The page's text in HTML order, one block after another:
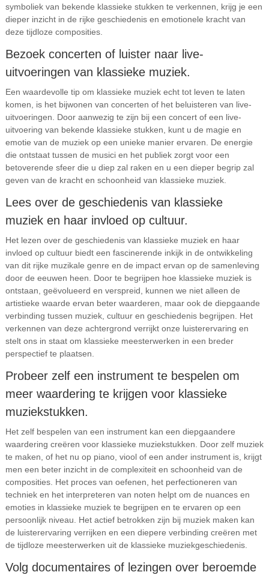
symboliek van bekende klassieke stukken te verkennen, krijg je een
dieper inzicht in de rijke geschiedenis en emotionele kracht van
deze tijdloze composities.
Bezoek concerten of luister naar live-
uitvoeringen van klassieke muziek.
Een waardevolle tip om klassieke muziek echt tot leven te laten
komen, is het bijwonen van concerten of het beluisteren van live-
uitvoeringen. Door aanwezig te zijn bij een concert of een live-
uitvoering van bekende klassieke stukken, kunt u de magie en
emotie van de muziek op een unieke manier ervaren. De energie
die ontstaat tussen de musici en het publiek zorgt voor een
betoverende sfeer die u diep zal raken en u een dieper begrip zal
geven van de kracht en schoonheid van klassieke muziek.
Lees over de geschiedenis van klassieke
muziek en haar invloed op cultuur.
Het lezen over de geschiedenis van klassieke muziek en haar
invloed op cultuur biedt een fascinerende inkijk in de ontwikkeling
van dit rijke muzikale genre en de impact ervan op de samenleving
door de eeuwen heen. Door te begrijpen hoe klassieke muziek is
ontstaan, geëvolueerd en verspreid, kunnen we niet alleen de
artistieke waarde ervan beter waarderen, maar ook de diepgaande
verbinding tussen muziek, cultuur en geschiedenis begrijpen. Het
verkennen van deze achtergrond verrijkt onze luisterervaring en
stelt ons in staat om klassieke meesterwerken in een breder
perspectief te plaatsen.
Probeer zelf een instrument te bespelen om
meer waardering te krijgen voor klassieke
muziekstukken.
Het zelf bespelen van een instrument kan een diepgaandere
waardering creëren voor klassieke muziekstukken. Door zelf muziek
te maken, of het nu op piano, viool of een ander instrument is, krijgt
men een beter inzicht in de complexiteit en schoonheid van de
composities. Het proces van oefenen, het perfectioneren van
techniek en het interpreteren van noten helpt om de nuances en
emoties in klassieke muziek te begrijpen en te ervaren op een
persoonlijk niveau. Het actief betrokken zijn bij muziek maken kan
de luisterervaring verrijken en een diepere verbinding creëren met
de tijdloze meesterwerken uit de klassieke muziekgeschiedenis.
Volg documentaires of lezingen over beroemde